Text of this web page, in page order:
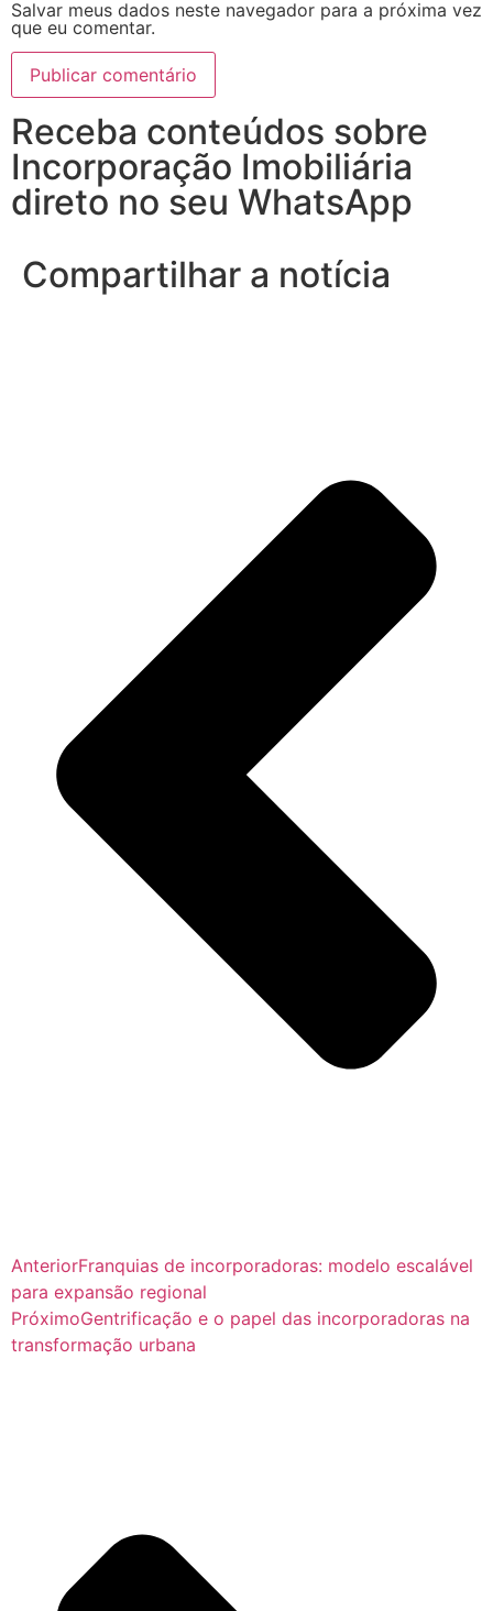
Salvar meus dados neste navegador para a próxima vez
que eu comentar.
Receba conteúdos sobre
Incorporação Imobiliária
direto no seu WhatsApp
Compartilhar a notícia
AnteriorFranquias de incorporadoras: modelo escalável
para expansão regional
PróximoGentrificação e o papel das incorporadoras na
transformação urbana